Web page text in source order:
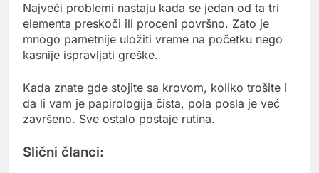
Najveći problemi nastaju kada se jedan od ta tri
elementa preskoči ili proceni površno. Zato je
mnogo pametnije uložiti vreme na početku nego
kasnije ispravljati greške.
Kada znate gde stojite sa krovom, koliko trošite i
da li vam je papirologija čista, pola posla je već
završeno. Sve ostalo postaje rutina.
Slični članci: